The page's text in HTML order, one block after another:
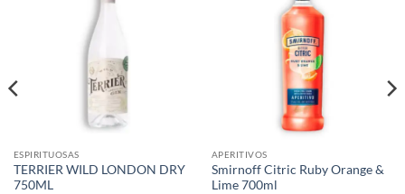
ESPIRITUOSAS
TERRIER WILD LONDON DRY
750ML
APERITIVOS
Smirnoff Citric Ruby Orange &
Lime 700ml